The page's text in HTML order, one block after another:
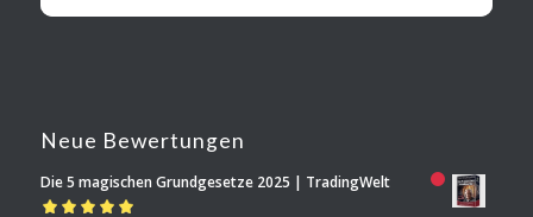
Neue Bewertungen
Die 5 magischen Grundgesetze 2025 | TradingWelt